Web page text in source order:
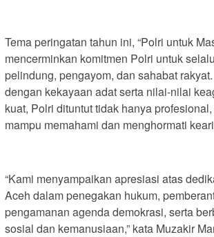
Tema peringatan tahun ini, “Polri untuk
mencerminkan komitmen Polri untuk
pelindung, pengayom, dan sahabat
dengan kekayaan adat serta nilai-nilai
kuat, Polri dituntut tidak hanya
mampu memahami dan menghormati
“Kami menyampaikan apresiasi atas
Aceh dalam penegakan hukum,
pengamanan agenda demokrasi, serta
sosial dan kemanusiaan,” kata Muzakir